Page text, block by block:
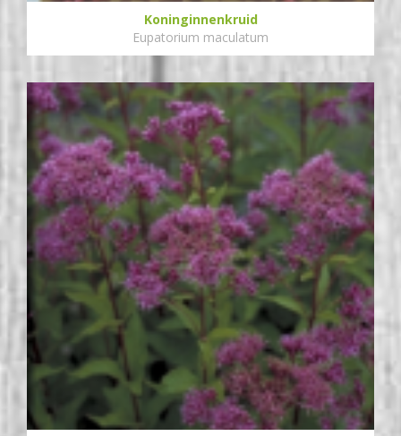
Koninginnenkruid
Eupatorium maculatum